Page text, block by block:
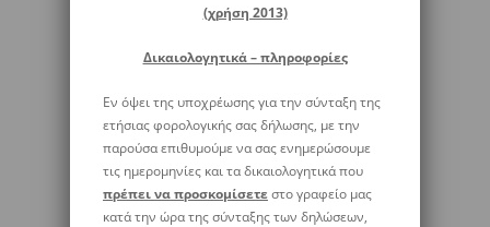
(χρήση 2013)
Δικαιολογητικά – πληροφορίες
Εν όψει της υποχρέωσης για την σύνταξη της
ετήσιας φορολογικής σας δήλωσης, με την
παρούσα επιθυμούμε να σας ενημερώσουμε
τις ημερομηνίες και τα δικαιολογητικά που
πρέπει να προσκομίσετεστο γραφείο μας
κατά την ώρα της σύνταξης των δηλώσεων,